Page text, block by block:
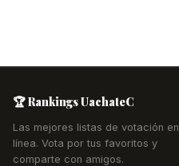
🏆 Rankings UachateC
Las mejores listas de votación en
línea. Vota por tus favoritos y
comparte con amigos.